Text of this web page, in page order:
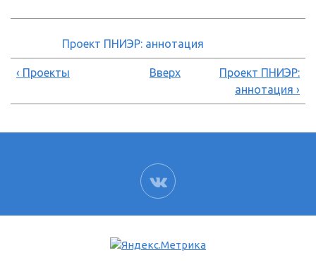
Проект ПНИЭР: аннотация
‹ Проекты Вверх
Проект ПНИЭР:
аннотация ›
ВК